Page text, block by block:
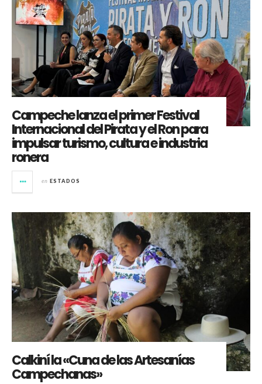
Campeche lanza el primer Festival
Internacional del Pirata y el Ron para
impulsar turismo, cultura e industria
ronera
en ESTADOS
Calkiní la «Cuna de las Artesanías
Campechanas»